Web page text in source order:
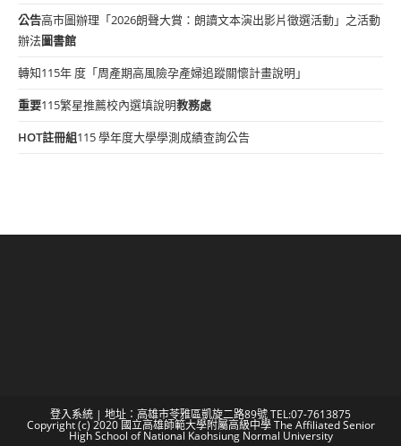
公告高市圖辦理「2026朗聲大賞：朗讀文本演出影片徵選活動」之活動
辦法圖書館
轉知115年 度「周產期高風險孕產婦追蹤關懷計畫說明」
重要115繁星推薦校內選填說明教務處
HOT註冊組115 學年度大學學測成績查詢公告
登入系統 | 地址：高雄市苓雅區凱旋二路89號 TEL:07-7613875
Copyright (c) 2020 國立高雄師範大學附屬高級中學 The Affiliated Senior
High School of National Kaohsiung Normal University